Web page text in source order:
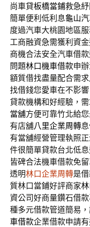
尚車貸板橋當鋪救急
簡單便利低利息龜山
度過汽車大桃園地區
工商融資急需獲利資
商機合法安全汽車借
問題林口機車借款申
額質借找盡量配合需求
找借錢您愛車在不影
貸款機構和好經驗，
當舖方便可靠竹北給
有店舖八里企業周轉
有當舖經營管理執照
件很簡單貸款台北低
皆碑合法機車借款免
透明林口企業周轉是
質林口當鋪好評商家
資公司好商量鑽石借
種多元借款管道簡易
車借款企業借款申請